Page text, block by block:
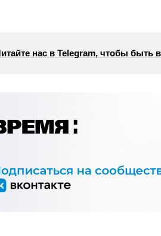
нас в Telegram, чтобы быть